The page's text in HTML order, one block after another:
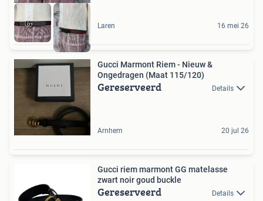
Laren 16 mei 26
Gucci Marmont Riem - Nieuw &
Ongedragen (Maat 115/120)
Gereserveerd Details
Arnhem 20 jul 26
Gucci riem marmont GG matelasse
zwart noir goud buckle
Gereserveerd Details